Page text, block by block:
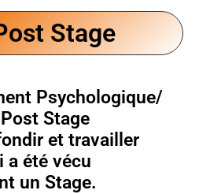
Stage
Psychologique/
Stage
et travailler
a été vécu
un Stage.